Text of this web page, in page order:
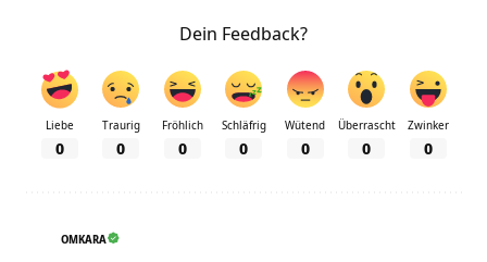
Dein Feedback?
Liebe
0
Traurig
0
Fröhlich
0
Schläfrig
0
Wütend
0
Überrascht
0
Zwinker
0
OMKARA